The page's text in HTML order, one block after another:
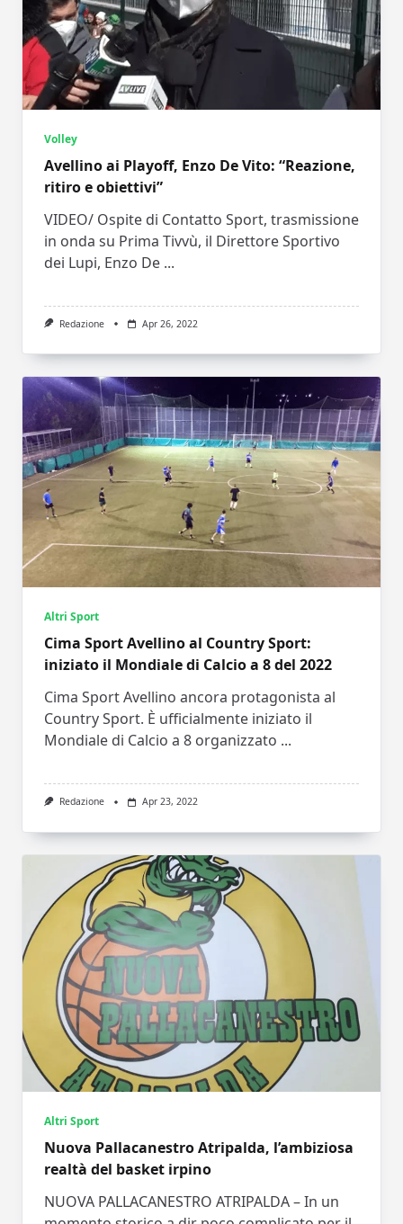
Volley
Avellino ai Playoff, Enzo De Vito: “Reazione,
ritiro e obiettivi”
VIDEO/ Ospite di Contatto Sport, trasmissione
in onda su Prima Tivvù, il Direttore Sportivo
dei Lupi, Enzo De ...
Redazione Apr 26, 2022
Altri Sport
Cima Sport Avellino al Country Sport:
iniziato il Mondiale di Calcio a 8 del 2022
Cima Sport Avellino ancora protagonista al
Country Sport. È ufficialmente iniziato il
Mondiale di Calcio a 8 organizzato ...
Redazione Apr 23, 2022
Altri Sport
Nuova Pallacanestro Atripalda, l’ambiziosa
realtà del basket irpino
NUOVA PALLACANESTRO ATRIPALDA – In un